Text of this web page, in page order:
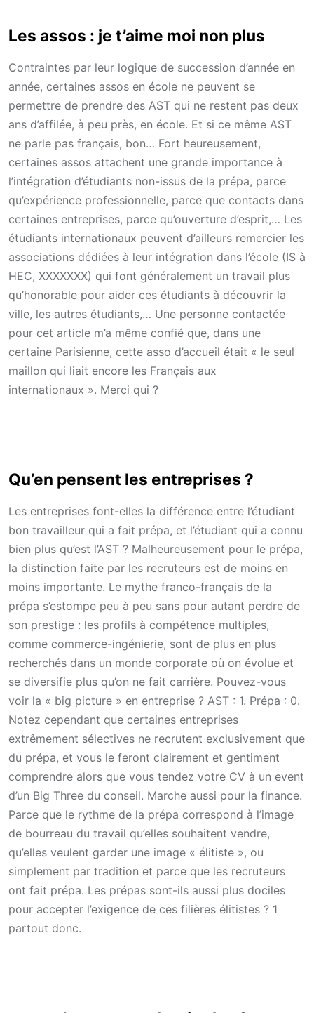
Les assos : je t’aime moi non plus
Contraintes par leur logique de succession d’année en
année, certaines assos en école ne peuvent se
permettre de prendre des AST qui ne restent pas deux
ans d’affilée, à peu près, en école. Et si ce même AST
ne parle pas français, bon… Fort heureusement,
certaines assos attachent une grande importance à
l’intégration d’étudiants non-issus de la prépa, parce
qu’expérience professionnelle, parce que contacts dans
certaines entreprises, parce qu’ouverture d’esprit,… Les
étudiants internationaux peuvent d’ailleurs remercier les
associations dédiées à leur intégration dans l’école (IS à
HEC, XXXXXXX) qui font généralement un travail plus
qu’honorable pour aider ces étudiants à découvrir la
ville, les autres étudiants,… Une personne contactée
pour cet article m’a même confié que, dans une
certaine Parisienne, cette asso d’accueil était « le seul
maillon qui liait encore les Français aux
internationaux ». Merci qui ?
Qu’en pensent les entreprises ?
Les entreprises font-elles la différence entre l’étudiant
bon travailleur qui a fait prépa, et l’étudiant qui a connu
bien plus qu’est l’AST ? Malheureusement pour le prépa,
la distinction faite par les recruteurs est de moins en
moins importante. Le mythe franco-français de la
prépa s’estompe peu à peu sans pour autant perdre de
son prestige : les profils à compétence multiples,
comme commerce-ingénierie, sont de plus en plus
recherchés dans un monde corporate où on évolue et
se diversifie plus qu’on ne fait carrière. Pouvez-vous
voir la « big picture » en entreprise ? AST : 1. Prépa : 0.
Notez cependant que certaines entreprises
extrêmement sélectives ne recrutent exclusivement que
du prépa, et vous le feront clairement et gentiment
comprendre alors que vous tendez votre CV à un event
d’un Big Three du conseil. Marche aussi pour la finance.
Parce que le rythme de la prépa correspond à l’image
de bourreau du travail qu’elles souhaitent vendre,
qu’elles veulent garder une image « élitiste », ou
simplement par tradition et parce que les recruteurs
ont fait prépa. Les prépas sont-ils aussi plus dociles
pour accepter l’exigence de ces filières élitistes ? 1
partout donc.